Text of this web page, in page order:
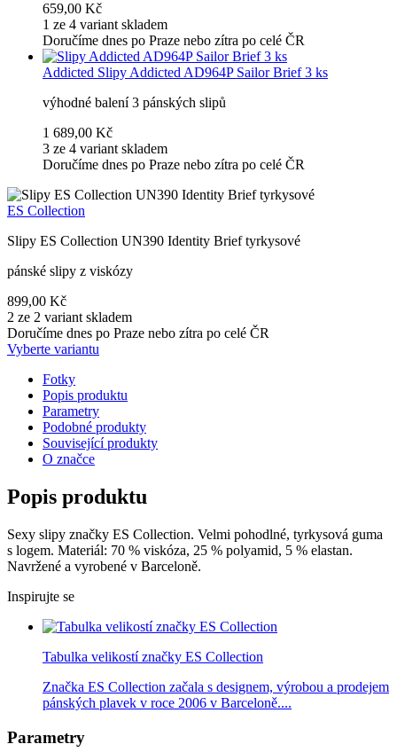
659,00 Kč
1 ze 4 variant skladem
Doručíme dnes po Praze nebo zítra po celé ČR
Addicted Slipy Addicted AD964P Sailor Brief 3 ks
výhodné balení 3 pánských slipů
1 689,00 Kč
3 ze 4 variant skladem
Doručíme dnes po Praze nebo zítra po celé ČR
ES Collection
Slipy ES Collection UN390 Identity Brief tyrkysové
pánské slipy z viskózy
899,00 Kč
2 ze 2 variant skladem
Doručíme dnes po Praze nebo zítra po celé ČR
Vyberte variantu
Fotky
Popis produktu
Parametry
Podobné produkty
Související produkty
O značce
Popis produktu
Sexy slipy značky ES Collection. Velmi pohodlné, tyrkysová guma
s logem. Materiál: 70 % viskóza, 25 % polyamid, 5 % elastan.
Navržené a vyrobené v Barceloně.
Inspirujte se
Tabulka velikostí značky ES Collection
Značka ES Collection začala s designem, výrobou a prodejem
pánských plavek v roce 2006 v Barceloně....
Parametry